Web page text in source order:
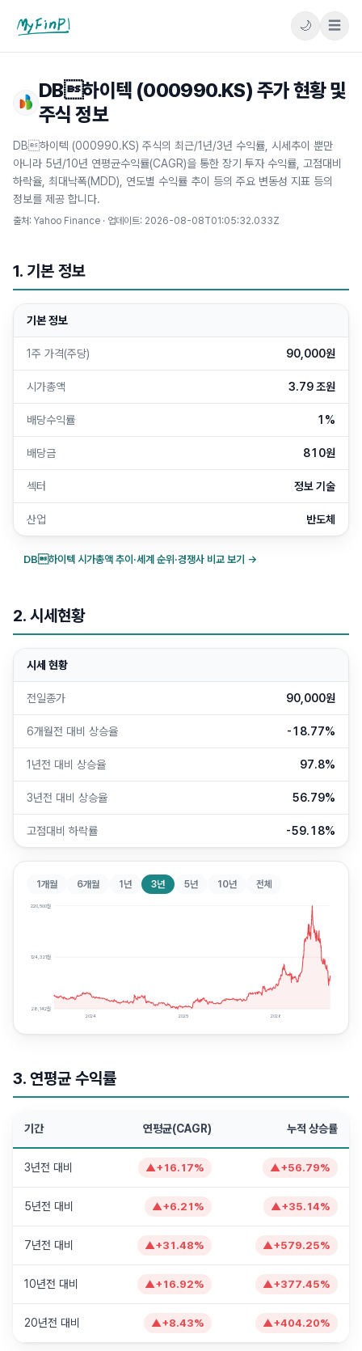
마이핀플
🌙 ☰
DB하이텍 (000990.KS) 주가 현황 및
주식 정보
DB하이텍 (000990.KS) 주식의 최근/1년/3년 수익률, 시세추이 뿐만
아니라 5년/10년 연평균수익률(CAGR)을 통한 장기 투자 수익률, 고점대비
하락율, 최대낙폭(MDD), 연도별 수익률 추이 등의 주요 변동성 지표 등의
정보를 제공 합니다.
출처: Yahoo Finance · 업데이트: 2026-08-08T01:05:32.033Z
1. 기본 정보
기본 정보
1주 가격(주당) 90,000원
시가총액 3.79 조원
배당수익률 1%
배당금 810원
섹터 정보 기술
산업 반도체
DB하이텍 시가총액 추이·세계 순위·경쟁사 비교 보기 →
2. 시세현황
시세 현황
전일종가 90,000원
6개월전 대비 상승율 -18.77%
1년전 대비 상승율 97.8%
3년전 대비 상승율 56.79%
고점대비 하락률 -59.18%
1개월 6개월 1년 3년 5년 10년 전체
220,500원
124,321원
28,142원
2024 2025 2026
3. 연평균 수익률
기간 연평균(CAGR) 누적 상승률
3년전 대비 ▲+ 16.17% ▲+56.79%
5년전 대비 ▲+6.21 % ▲+35.14%
7년전 대비 ▲+31.48% ▲+579.25%
10년전 대비 ▲+ 16.92% ▲+377.45%
20년전 대비 ▲+8.43% ▲+404.20%